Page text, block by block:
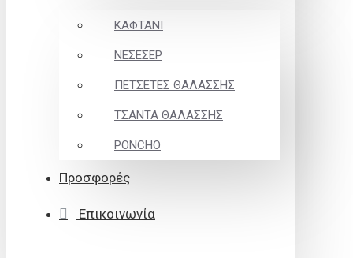
ΚΑΦΤΑΝΙ
ΝΕΣΕΣΕΡ
ΠΕΤΣΕΤΕΣ ΘΑΛΑΣΣΗΣ
ΤΣΑΝΤΑ ΘΑΛΑΣΣΗΣ
PONCHO
Προσφορές
Επικοινωνία